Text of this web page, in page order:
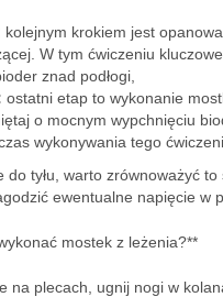
kolejnym krokiem jest
W tym ćwiczeniu
znad podłogi,
ostatni etap to wykonanie
o mocnym wypchnięciu
wykonywania tego
do tyłu, warto zrównoważyć to
ewentualne napięcie w
mostek z leżenia?**
na plecach, ugnij nogi w